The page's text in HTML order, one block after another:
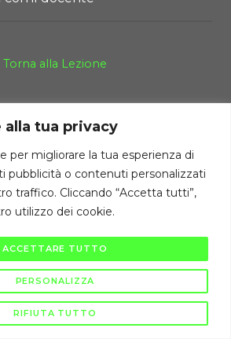
alla tua privacy
per migliorare la tua esperienza di
pubblicità o contenuti personalizzati
traffico. Cliccando “Accetta tutti”,
utilizzo dei cookie.
PERSONALIZZA
RIFIUTA TUTTO
ACCETTARE TUTTO
Torna alla Lezione
Cambiodicampo ©
di questi contenuti è severamente vietata